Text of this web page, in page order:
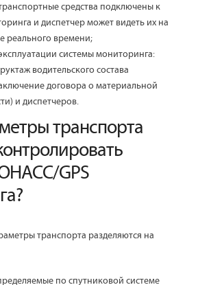
средства подключены к
и диспетчер может видеть их на
реального времени;
системы мониторинга:
водительского состава
договора о материальной
и диспетчеров.
транспорта
GPS
транспорта разделяются на
по спутниковой системе